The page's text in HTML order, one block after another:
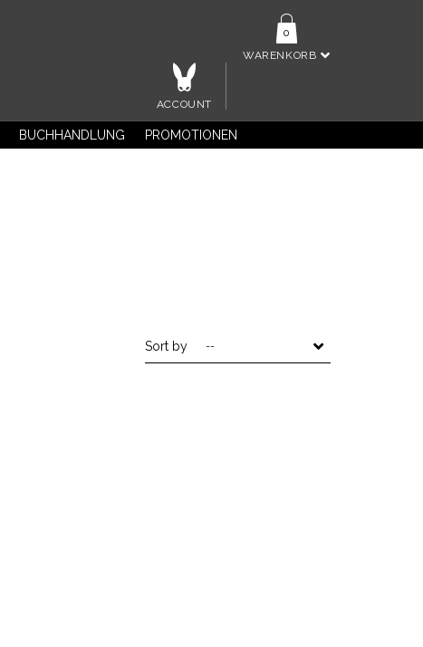
WARENKORB
0
ACCOUNT
BUCHHANDLUNG PROMOTIONEN
Sort by --